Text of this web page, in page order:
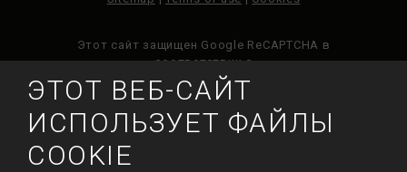
Этот сайт защищен Google ReCAPTCHA в
соответствии с
Политикой конфиденциальности
Условиями обслуживания
ЭТОТ ВЕБ-САЙТ
ИСПОЛЬЗУЕТ ФАЙЛЫ
COOKIE